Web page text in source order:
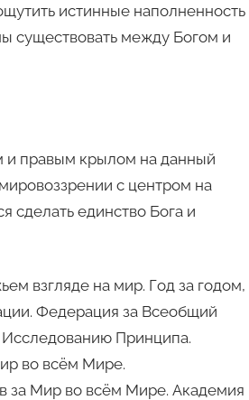
истинные наполненность
существовать между Богом и
и правым крылом на данный
с центром на
сделать единство Бога и
взгляде на мир. Год за годом,
Федерация за Всеобщий
Принципа.
во всём Мире.
за Мир во всём Мире. Академия